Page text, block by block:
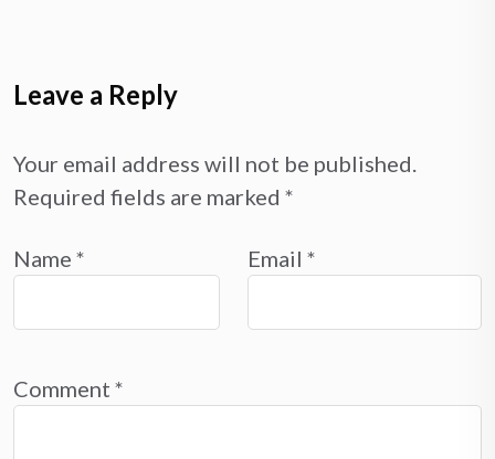
Leave a Reply
Your email address will not be published.
Required fields are marked *
Name * Email *
Comment *